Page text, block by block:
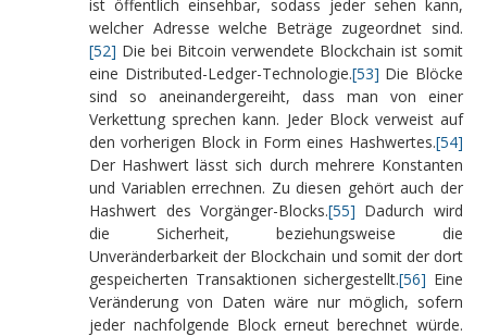
ist öffentlich einsehbar, sodass jeder sehen kann,
welcher Adresse welche Beträge zugeordnet sind.
[52] Die bei Bitcoin verwendete Blockchain ist somit
eine Distributed-Ledger-Technologie.[53] Die Blöcke
sind so aneinandergereiht, dass man von einer
Verkettung sprechen kann. Jeder Block verweist auf
den vorherigen Block in Form eines Hashwertes.[54]
Der Hashwert lässt sich durch mehrere Konstanten
und Variablen errechnen. Zu diesen gehört auch der
Hashwert des Vorgänger-Blocks.[55] Dadurch wird
die Sicherheit, beziehungsweise die
Unveränderbarkeit der Blockchain und somit der dort
gespeicherten Transaktionen sichergestellt.[56] Eine
Veränderung von Daten wäre nur möglich, sofern
jeder nachfolgende Block erneut berechnet würde.